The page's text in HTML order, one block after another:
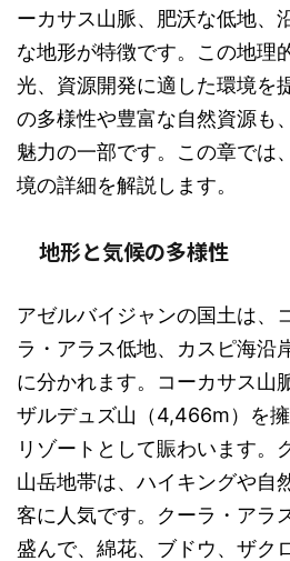
ーカサス山脈、肥沃な低地、
な地形が特徴です。この地理
光、資源開発に適した環境を
の多様性や豊富な自然資源も
魅力の一部です。この章では
境の詳細を解説します。
地形と気候の多様性
アゼルバイジャンの国土は、
ラ・アラス低地、カスピ海沿
に分かれます。コーカサス山
ザルデュズ山（4,466m）を
リゾートとして賑わいます。
山岳地帯は、ハイキングや自
客に人気です。クーラ・アラ
盛んで、綿花、ブドウ、ザク